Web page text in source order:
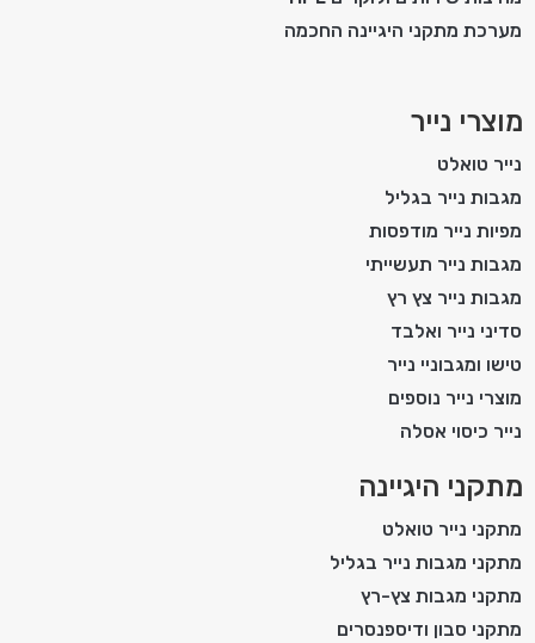
מערכת מתקני היגיינה החכמה
מוצרי נייר
נייר טואלט
מגבות נייר בגליל
מפיות נייר מודפסות
מגבות נייר תעשייתי
מגבות נייר צץ רץ
סדיני נייר ואלבד
טישו ומגבוניי נייר
מוצרי נייר נוספים
נייר כיסוי אסלה
מתקני היגיינה
מתקני נייר טואלט
מתקני מגבות נייר בגליל
מתקני מגבות צץ-רץ
מתקני סבון ודיספנסרים